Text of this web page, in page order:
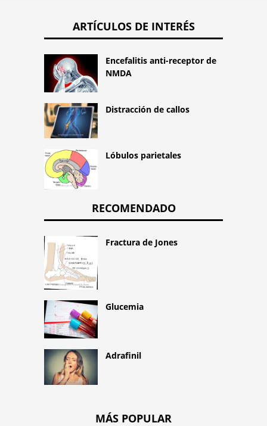
ARTÍCULOS DE INTERÉS
Encefalitis anti-receptor de
NMDA
Distracción de callos
Lóbulos parietales
RECOMENDADO
Fractura de Jones
Glucemia
Adrafinil
MÁS POPULAR